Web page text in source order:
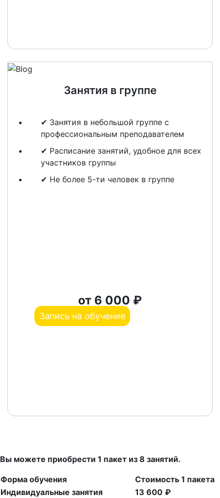
Занятия в группе
✔ Занятия в небольшой группе с
профессиональным преподавателем
✔ Расписание занятий, удобное для всех
участников группы
✔ Не более 5-ти человек в группе
от 6 000 ₽
Запись на обучение
Вы можете приобрести 1 пакет из 8 занятий.
Форма обучения
Стоимость 1 пакета
Индивидуальные занятия
13 600 ₽